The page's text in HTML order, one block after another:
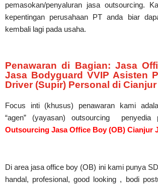
pemasokan/penyaluran jasa outsourcing.
kepentingan perusahaan PT anda biar
kembali lagi pada usaha.
Penawaran di Bagian: Jasa
Jasa Bodyguard VVIP Asisten
Driver (Supir) Personal di
Focus inti (khusus) penawaran kami
“agen” (yayasan) outsourcing penyedia
Outsourcing Jasa Office Boy (OB) Cianjur
Di area jasa office boy (OB) ini kami punya
handal, profesional, good looking , bodi